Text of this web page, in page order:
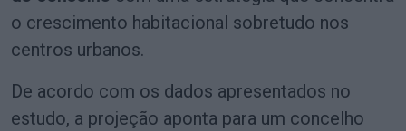
o crescimento habitacional sobretudo nos
centros urbanos.
De acordo com os dados apresentados no
estudo, a projeção aponta para um concelho